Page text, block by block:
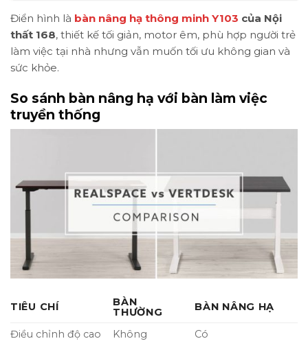
Điển hình là bàn nâng hạ thông minh Y103 của Nội
thất 168, thiết kế tối giản, motor êm, phù hợp người trẻ
làm việc tại nhà nhưng vẫn muốn tối ưu không gian và
sức khỏe.
So sánh bàn nâng hạ với bàn làm việc
truyền thống
TIÊU CHÍ
BÀN
THƯỜNG
BÀN NÂNG HẠ
Điều chỉnh độ cao Không Có